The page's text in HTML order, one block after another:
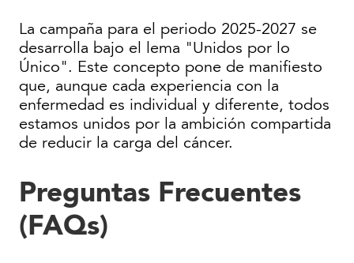
La campaña para el periodo 2025-2027 se
desarrolla bajo el lema "Unidos por lo
Único". Este concepto pone de manifiesto
que, aunque cada experiencia con la
enfermedad es individual y diferente, todos
estamos unidos por la ambición compartida
de reducir la carga del cáncer.
Preguntas Frecuentes
(FAQs)